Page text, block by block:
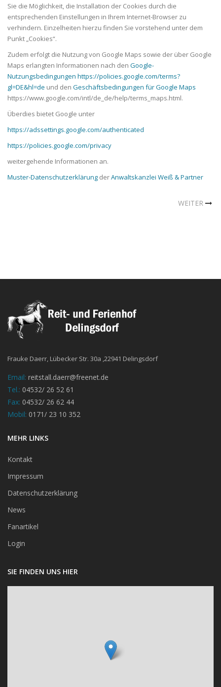
Sie die Möglichkeit, die Installation der Cookies durch die
entsprechenden Einstellungen in Ihrem Internet-Browser zu
verhindern. Einzelheiten hierzu finden Sie vorstehend unter dem
Punkt „Cookies“.
Zudem erfolgt die Nutzung von Google Maps sowie der über Google
Maps erlangten Informationen nach den Google-
Nutzungsbedingungen https://policies.google.com/terms?
gl=DE&hl=de und den Geschäftsbedingungen für Google Maps
https://www.google.com/intl/de_de/help/terms_maps.html.
Überdies bietet Google unter
https://adssettings.google.com/authenticated
https://policies.google.com/privacy
weitergehende Informationen an.
Muster-Datenschutzerklärung derAnwaltskanzlei Weiß & Partner
WEITER
Frauke Daerr, Lübecker Str. 30a ,22941 Delingsdorf
Email: reitstall.daerr@freenet.de
Tel.: 04532/ 26 52 61
Fax: 04532/ 26 62 44
Mobil: 0171/ 23 10 352
MEHR LINKS
Kontakt
Impressum
Datenschutzerklärung
News
Fanartikel
Login
SIE FINDEN UNS HIER